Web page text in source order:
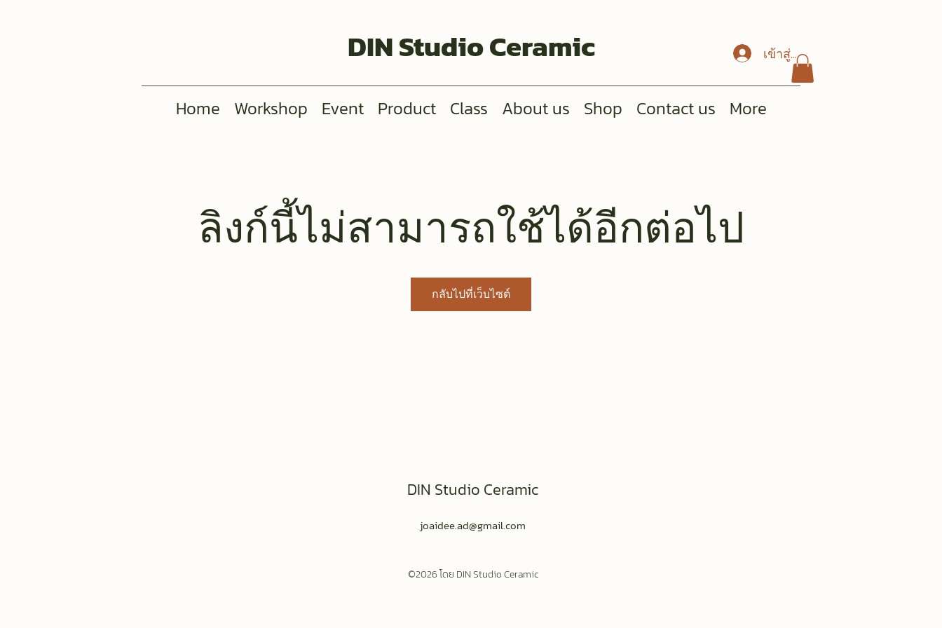
DIN Studio Ceramic เข้าสู่ระบบ
Home Workshop Event Product Class About us Shop Contact us More
ลิงก์นี้ไม่สามารถใช้ได้อีกต่อไป
กลับไปที่เว็บไซต์
DIN Studio Ceramic
joaidee.ad@gmail.com
©2026 โดย DIN Studio Ceramic